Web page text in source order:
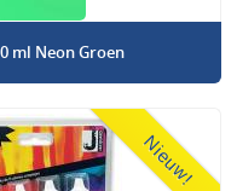
ml Neon Groen
Nieuw!